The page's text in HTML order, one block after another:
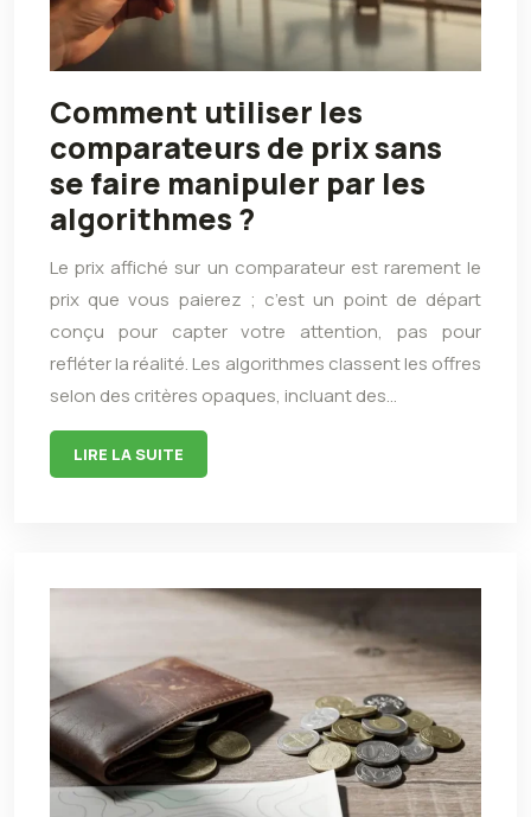
Comment utiliser les
comparateurs de prix sans
se faire manipuler par les
algorithmes ?
Le prix affiché sur un comparateur est rarement le
prix que vous paierez ; c’est un point de départ
conçu pour capter votre attention, pas pour
refléter la réalité. Les algorithmes classent les offres
selon des critères opaques, incluant des…
LIRE LA SUITE